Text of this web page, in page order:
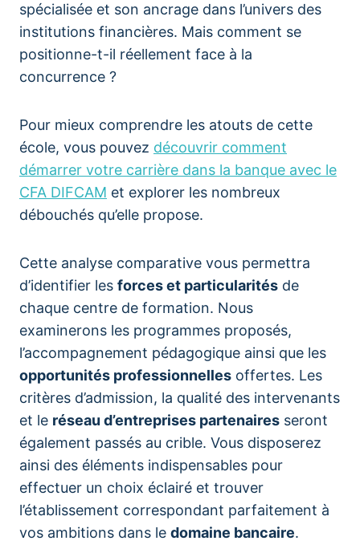
spécialisée et son ancrage dans l’univers des
institutions financières. Mais comment se
positionne-t-il réellement face à la
concurrence ?
Pour mieux comprendre les atouts de cette
école, vous pouvez découvrir comment
démarrer votre carrière dans la banque avec le
CFA DIFCAM et explorer les nombreux
débouchés qu’elle propose.
Cette analyse comparative vous permettra
d’identifier les forces et particularités de
chaque centre de formation. Nous
examinerons les programmes proposés,
l’accompagnement pédagogique ainsi que les
opportunités professionnelles offertes. Les
critères d’admission, la qualité des intervenants
et le réseau d’entreprises partenaires seront
également passés au crible. Vous disposerez
ainsi des éléments indispensables pour
effectuer un choix éclairé et trouver
l’établissement correspondant parfaitement à
vos ambitions dans le domaine bancaire.